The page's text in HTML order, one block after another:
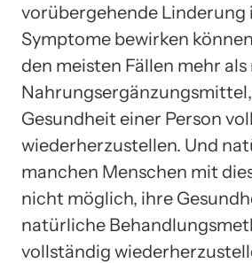
vorübergehende Linderung
Symptome bewirken
den meisten Fällen mehr als
Gesundheit einer Person
wiederherzustellen. Und
manchen Menschen mit
nicht möglich, ihre
natürliche
vollständig